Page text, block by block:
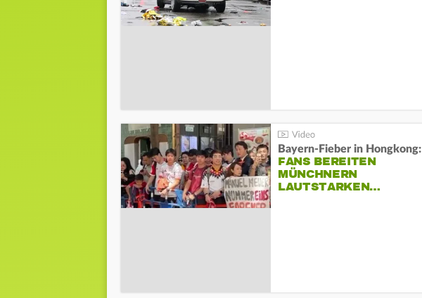
Bayern-Fieber in Hongkong:
FANS BEREITEN
MÜNCHNERN
LAUTSTARKEN…